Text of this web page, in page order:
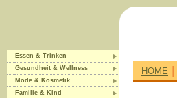
Essen & Trinken
Gesundheit & Wellness
Mode & Kosmetik
Familie & Kind
HOME |